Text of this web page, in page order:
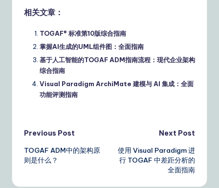
相关文章：
TOGAF® 标准第10版综合指南
掌握AI生成的UML组件图：全面指南
基于人工智能的TOGAF ADM指南流程：现代企业架构
综合指南
Visual Paradigm ArchiMate 建模与 AI 集成：全面
功能评测指南
Post
navigation
Previous Post
TOGAF ADM中的架构原
则是什么？
Next Post
使用 Visual Paradigm 进
行 TOGAF 中差距分析的
全面指南